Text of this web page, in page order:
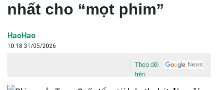
nhất cho “mọt phim”
HaoHao
10:18 31/05/2026
Theo dõi
trên